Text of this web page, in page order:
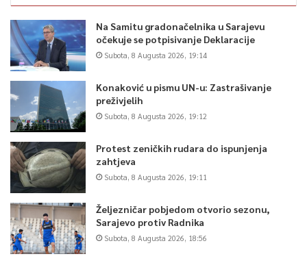
Na Samitu gradonačelnika u Sarajevu
očekuje se potpisivanje Deklaracije
Subota, 8 Augusta 2026, 19:14
Konaković u pismu UN-u: Zastrašivanje
preživjelih
Subota, 8 Augusta 2026, 19:12
Protest zeničkih rudara do ispunjenja
zahtjeva
Subota, 8 Augusta 2026, 19:11
Željezničar pobjedom otvorio sezonu,
Sarajevo protiv Radnika
Subota, 8 Augusta 2026, 18:56